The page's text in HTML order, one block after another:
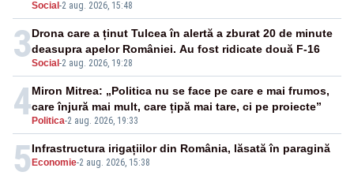
Social -2 aug. 2026, 15:48
3Social -2 aug. 2026, 19:28
Drona care a ținut Tulcea în alertă a zburat 20 de minute
deasupra apelor României. Au fost ridicate două F-16
4 Politica-2 aug. 2026, 19:33
Miron Mitrea: „Politica nu se face pe care e mai frumos,
care înjură mai mult, care țipă mai tare, ci pe proiecte”
5 Economie-2 aug. 2026, 15:38
Infrastructura irigațiilor din România, lăsată în paragină